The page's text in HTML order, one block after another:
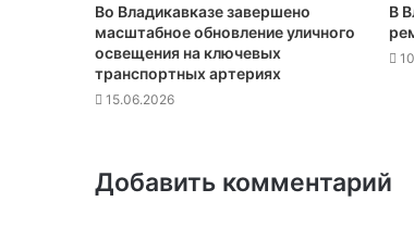
Во Владикавказе завершено
масштабное обновление уличного
освещения на ключевых
транспортных артериях
15.06.2026
В
Добавить комментарий